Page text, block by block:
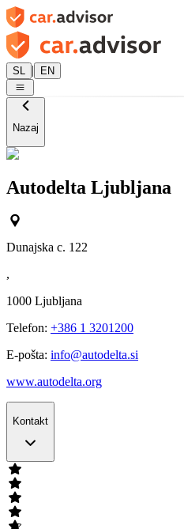
SL | EN
Nazaj
Autodelta Ljubljana
Dunajska c. 122
,
1000 Ljubljana
Telefon: +386 1 3201200
E-pošta: info@autodelta.si
www.autodelta.org
Kontakt